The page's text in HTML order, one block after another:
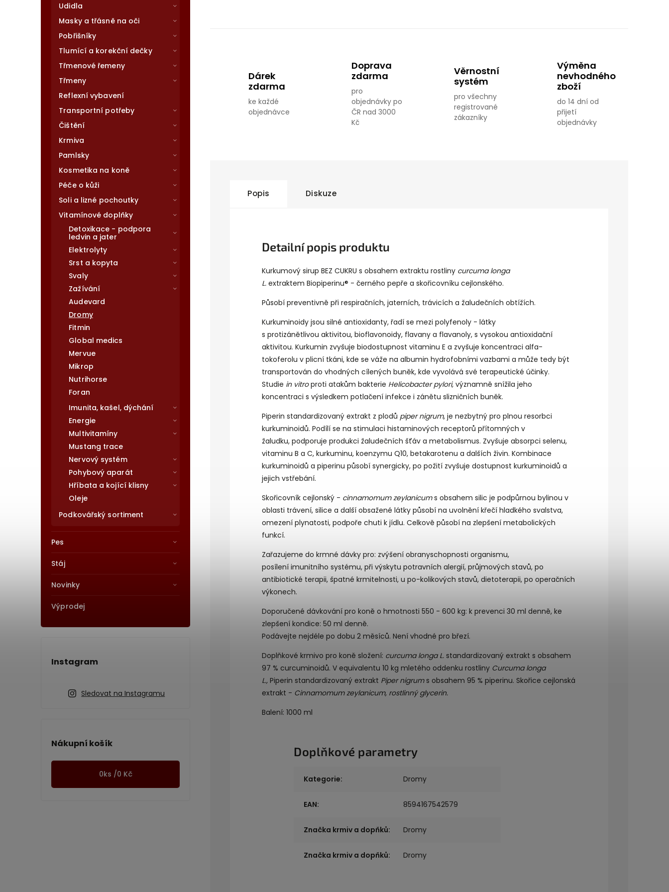
Udidla
Masky a třásně na oči
Pobřišníky
Tlumící a korekční dečky
Třmenové řemeny
Třmeny
Reflexní vybavení
Transportní potřeby
Čištění
Krmiva
Pamlsky
Kosmetika na koně
Péče o kůži
Soli a lizné pochoutky
Vitamínové doplňky
Detoxikace - podpora
ledvin a jater
Elektrolyty
Srst a kopyta
Svaly
Zažívání
Audevard
Dromy
Fitmin
Global medics
Mervue
Mikrop
Nutrihorse
Foran
Imunita, kašel, dýchání
Energie
Multivitamíny
Mustang trace
Nervový systém
Pohybový aparát
Hříbata a kojící klisny
Oleje
Podkovářský sortiment
Pes
Stáj
Novinky
Výprodej
Instagram
Sledovat na Instagramu
Nákupní košík
0ks /0 Kč
Dárek
zdarma
ke každé
objednávce
Doprava
zdarma
pro
objednávky po
ČR nad 3000
Kč
Věrnostní
systém
pro všechny
registrované
zákazníky
Výměna
nevhodného
zboží
do 14 dní od
přijetí
objednávky
Popis Diskuze
Detailní popis produktu
Kurkumový sirup BEZ CUKRU s obsahem extraktu rostliny curcuma longa
L.extraktemBiopiperinu® - černého pepře a skořicovníku cejlonského.
Působí preventivně přirespiračních, jaterních, trávicích a žaludečních obtížích.
Kurkuminoidy jsou silnéantioxidanty, řadí se mezipolyfenoly - látky
sprotizánětlivou aktivitou,bioflavonoidy, flavany a flavanoly, s vysokou antioxidační
aktivitou.Kurkumin zvyšuje biodostupnost vitaminu E a zvyšuje koncentraci alfa-
tokoferolu v plicní tkáni, kde se váže na albumin hydrofobními vazbami a může tedy být
transportován do vhodných cílených buněk, kde vyvolává své terapeutické účinky.
Studie in vitroproti atakůmbakterie Helicobacter pylori, významně snížila jeho
koncentraci s výsledkem potlačeníinfekce i zánětu slizničních buněk.
Piperin standardizovanýextrakt z plodů piper nigrum, je nezbytný pro plnou resorbci
kurkuminoidů. Podílí se na stimulaci histaminových receptorů přítomných v
žaludku, podporuje produkci žaludečních šťáv ametabolismus. Zvyšuje absorpci selenu,
vitaminu B a C, kurkuminu, koenzymu Q10, betakarotenu a dalších živin. Kombinace
kurkuminoidů a piperinu působísynergicky, po požití zvyšuje dostupnost kurkuminoidů a
jejich vstřebání.
Skořicovník cejlonský - cinnamomum zeylanicums obsahemsilic je podpůrnou bylinou v
oblasti trávení,silice a další obsažené látky působí na uvolnění křečí hladkého svalstva,
omezení plynatosti, podpoře chuti k jídlu. Celkově působí na zlepšení metabolických
funkcí.
Zařazujeme do krmné dávky pro: zvýšení obranyschopnosti organismu,
posíleníimunitního systému, při výskytu potravníchalergií,průjmových stavů, po
antibiotické terapii, špatné krmitelnosti, u po-kolikových stavů, dietoterapii, po operačních
výkonech.
Doporučené dávkování pro koně o hmotnosti 550 - 600 kg:k prevenci 30 ml denně,ke
zlepšení kondice: 50 ml denně.
Podávejte nejdéle po dobu 2 měsíců. Není vhodné pro březí.
Doplňkové krmivo pro koně složení: curcuma longa L. standardizovaný extrakt s obsahem
97 % curcuminoidů. V equivalentu 10 kg mletého oddenku rostliny Curcuma longa
L.,Piperin standardizovaný extrakt Piper nigrums obsahem 95 % piperinu. Skořice cejlonská
extrakt - Cinnamomum zeylanicum, rostlinný glycerin.
Balení: 1000 ml
Doplňkové parametry
Kategorie: Dromy
EAN: 8594167542579
Značka krmiv a dopňků: Dromy
Značka krmiv a dopňků: Dromy